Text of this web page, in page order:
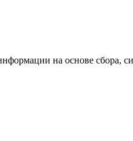
на основе сбора,